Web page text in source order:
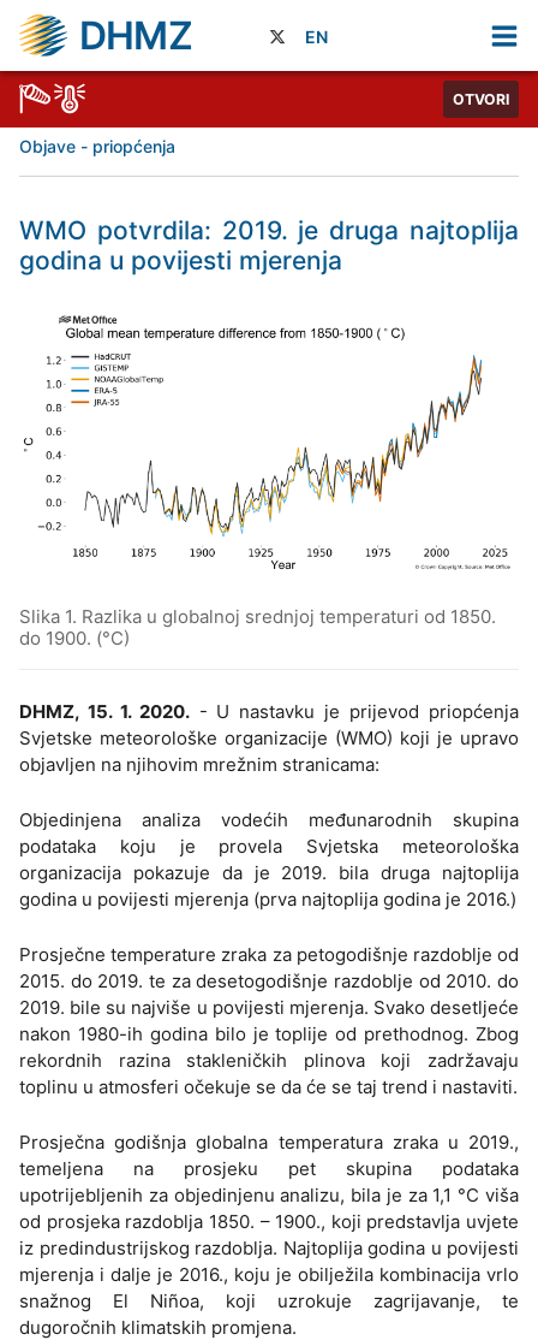
DHMZ EN
OTVORI
Objave - priopćenja
WMO potvrdila: 2019. je druga najtoplija
godina u povijesti mjerenja
Slika 1. Razlika u globalnoj srednjoj temperaturi od 1850.
do 1900. (°C)
DHMZ, 15. 1. 2020.- U nastavku je prijevod priopćenja
Svjetske meteorološke organizacije (WMO) koji je upravo
objavljen na njihovim mrežnim stranicama:
Objedinjena analiza vodećih međunarodnih skupina
podataka koju je provela Svjetska meteorološka
organizacija pokazuje da je 2019. bila druga najtoplija
godina u povijesti mjerenja (prva najtoplija godina je 2016.)
Prosječne temperature zraka za petogodišnje razdoblje od
2015. do 2019. te za desetogodišnje razdoblje od 2010. do
2019. bile su najviše u povijesti mjerenja. Svako desetljeće
nakon 1980-ih godina bilo je toplije od prethodnog. Zbog
rekordnih razina stakleničkih plinova koji zadržavaju
toplinu u atmosferi očekuje se da će se taj trend i nastaviti.
Prosječna godišnja globalna temperatura zraka u 2019.,
temeljena na prosjeku pet skupina podataka
upotrijebljenih za objedinjenu analizu, bila je za 1,1 °C viša
od prosjeka razdoblja 1850. – 1900., koji predstavlja uvjete
iz predindustrijskog razdoblja. Najtoplija godina u povijesti
mjerenja i dalje je 2016., koju je obilježila kombinacija vrlo
snažnog El Niñoa, koji uzrokuje zagrijavanje, te
dugoročnih klimatskih promjena.